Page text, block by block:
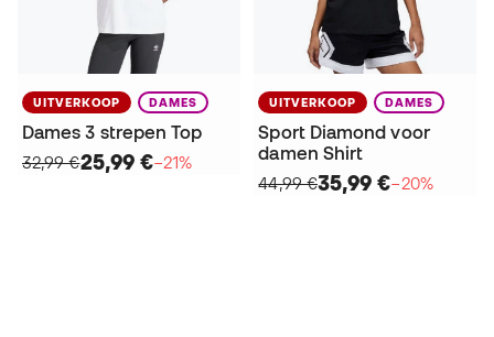
UITVERKOOP DAMES
Dames 3 strepen Top
32,99 €25,99 €−21%
UITVERKOOP DAMES
Sport Diamond voor
damen Shirt
44,99 €35,99 €−20%